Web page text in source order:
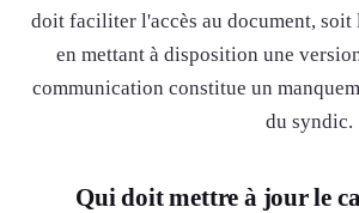
doit faciliter l'accès au document, soit
en mettant à disposition une
communication constitue un
du syndic.
Qui doit mettre à jour le